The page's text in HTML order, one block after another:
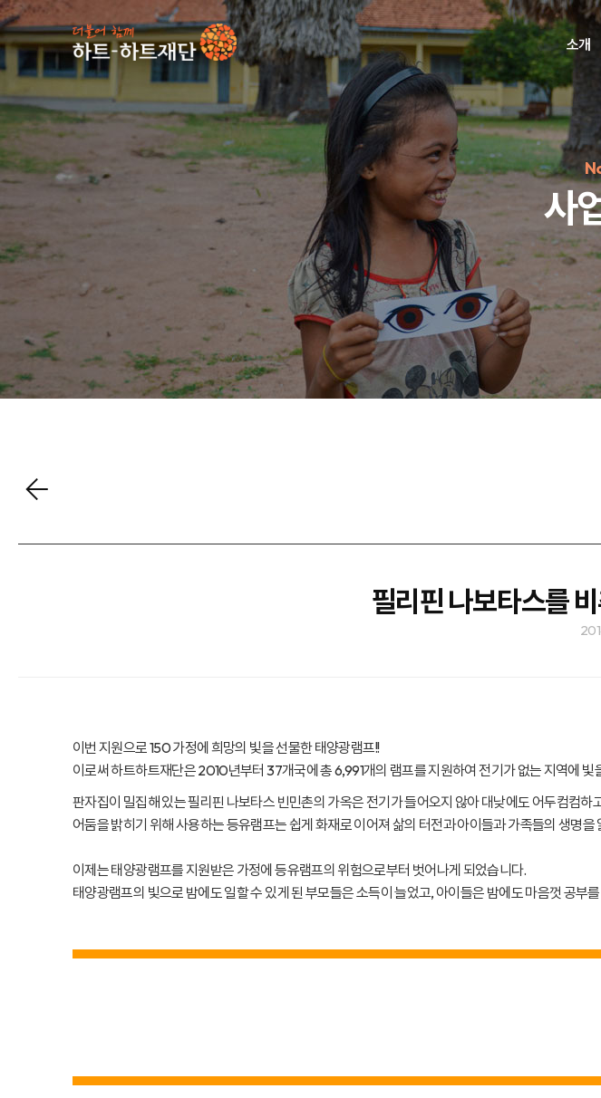
소개
인기 키워드 #정기후원 #하트플레이스#캠페
사
사업소식
필리핀 나보타스를
이번 지원으로 150 가정에 희망의 빛을 선물한 태양광램프!!
이로써 하트하트재단은 2010년부터 37개국에 총 6,991개의 램프를 지원하여 전기가 없는 지역에 빛
판자집이 밀집해 있는 필리핀 나보타스 빈민촌의 가옥은 전기가 들어오지 않아 대낮에도 어두컴컴
어둠을 밝히기 위해 사용하는 등유램프는 쉽게 화재로 이어져 삶의 터전과 아이들과 가족들의 생명을
이제는 태양광램프를 지원받은 가정에 등유램프의 위험으로부터 벗어나게 되었습니다.
태양광램프의 빛으로 밤에도 일할 수 있게 된 부모들은 소득이 늘었고, 아이들은 밤에도 마음껏 공부